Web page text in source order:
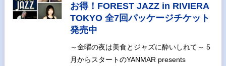
お得！FOREST JAZZ in RIVIERA
TOKYO 全7回パッケージチケット
発売中
～金曜の夜は美食とジャズに酔いしれて～ 5
月からスタートのYANMAR presents